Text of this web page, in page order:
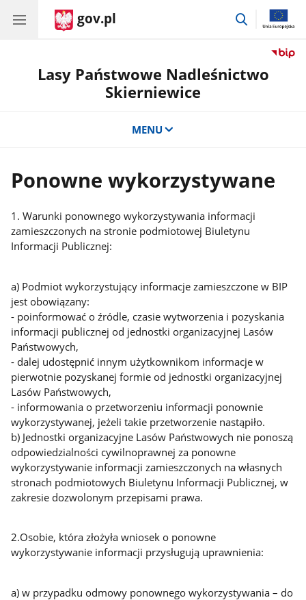
gov.pl
przejdź
Lasy Państwowe Nadleśnictwo
Skierniewice
MENU
Ponowne wykorzystywane
1. Warunki ponownego wykorzystywania informacji
zamieszczonych na stronie podmiotowej Biuletynu
Informacji Publicznej:
a) Podmiot wykorzystujący informacje zamieszczone w BIP
jest obowiązany:
- poinformować o źródle, czasie wytworzenia i pozyskania
informacji publicznej od jednostki organizacyjnej Lasów
Państwowych,
- dalej udostępnić innym użytkownikom informacje w
pierwotnie pozyskanej formie od jednostki organizacyjnej
Lasów Państwowych,
- informowania o przetworzeniu informacji ponownie
wykorzystywanej, jeżeli takie przetworzenie nastąpiło.
b) Jednostki organizacyjne Lasów Państwowych nie ponoszą
odpowiedzialności cywilnoprawnej za ponowne
wykorzystywanie informacji zamieszczonych na własnych
stronach podmiotowych Biuletynu Informacji Publicznej, w
zakresie dozwolonym przepisami prawa.
2.Osobie, która złożyła wniosek o ponowne
wykorzystywanie informacji przysługują uprawnienia:
a) w przypadku odmowy ponownego wykorzystywania – do